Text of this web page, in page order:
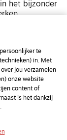
het bijzonder
te
in. Met
jou verzamelen
onze website
content of
is het dankzij